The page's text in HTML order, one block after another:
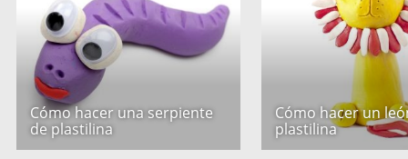
Cómo hacer una serpiente
de plastilina
Cómo hacer un
plastilina